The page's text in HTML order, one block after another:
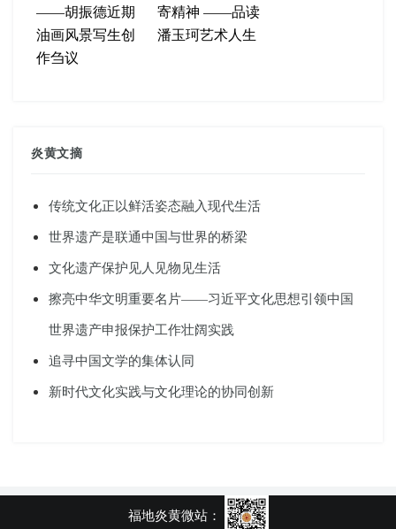
——胡振德近期
油画风景写生创
作刍议
寄精神 ——品读
潘玉珂艺术人生
炎黄文摘
传统文化正以鲜活姿态融入现代生活
世界遗产是联通中国与世界的桥梁
文化遗产保护见人见物见生活
擦亮中华文明重要名片——习近平文化思想引领中国
世界遗产申报保护工作壮阔实践
追寻中国文学的集体认同
新时代文化实践与文化理论的协同创新
福地炎黄微站：